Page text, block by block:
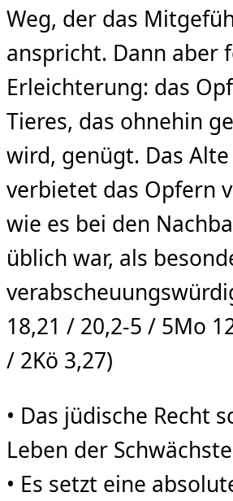
Weg, der das
anspricht. Dann aber
Erleichterung: das
Tieres, das ohnehin
wird, genügt. Das
verbietet das Opfern
wie es bei den
üblich war, als
18,21 / 20,2-5 / 5Mo
/ 2Kö 3,27)
• Das jüdische Recht
Leben der
• Es setzt eine